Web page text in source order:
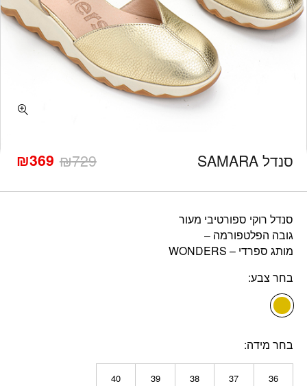
סנדל SAMARA ₪729
המחיר
המקורי
₪369 המחיר
הנוכחי
סנדל רוקי ספורטיבי מעור
גובה הפלטפורמה –
מותג ספרדי – WONDERS
בחר צבע
בחר מידה
36
37
38
39
40